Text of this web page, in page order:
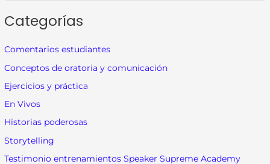
s
a
r
p
o
r
Categorías
Comentarios estudiantes
Conceptos de oratoria y comunicación
Ejercicios y práctica
En Vivos
Historias poderosas
Storytelling
Testimonio entrenamientos Speaker Supreme Academy